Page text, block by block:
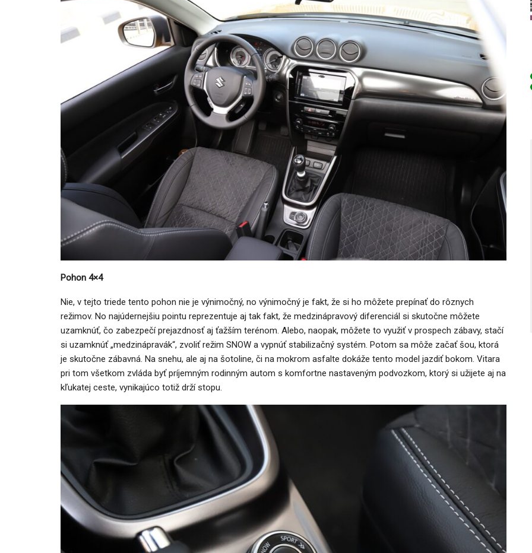
Pohon 4×4
Nie, v tejto triede tento pohon nie je výnimočný, no výnimočný je fakt, že si ho môžete prepínať do rôznych
režimov. No najúdernejšiu pointu reprezentuje aj tak fakt, že medzinápravový diferenciál si skutočne môžete
uzamknúť, čo zabezpečí prejazdnosť aj ťažším terénom. Alebo, naopak, môžete to využiť v prospech zábavy, stačí
si uzamknúť „medzinápravák“, zvoliť režim SNOW a vypnúť stabilizačný systém. Potom sa môže začať šou, ktorá
je skutočne zábavná. Na snehu, ale aj na šotoline, či na mokrom asfalte dokáže tento model jazdiť bokom. Vitara
pri tom všetkom zvláda byť príjemným rodinným autom s komfortne nastaveným podvozkom, ktorý si užijete aj na
kľukatej ceste, vynikajúco totiž drží stopu.